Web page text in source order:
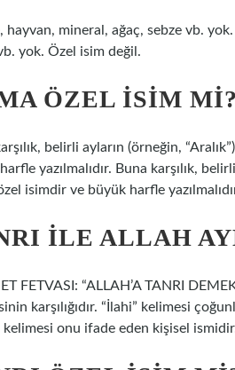
hayvan, mineral, ağaç, sebze vb.
yok. Özel isim değil.
ÖZEL ISIM MI?
belirli ayların (örneğin,
yazılmalıdır. Buna karşılık,
isimdir ve büyük harfle
ILE ALLAH
FETVASI: “ALLAH’A TANRI
karşılığıdır. “İlahi” kelimesi
kelimesi onu ifade eden kişisel